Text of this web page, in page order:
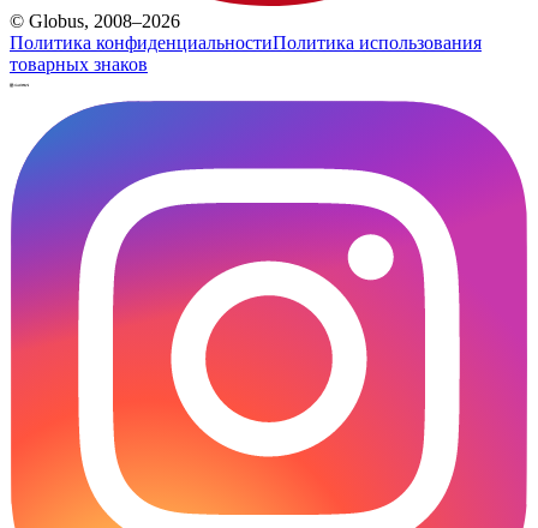
© Globus, 2008–2026
Политика конфиденциальностиПолитика использования
товарных знаков